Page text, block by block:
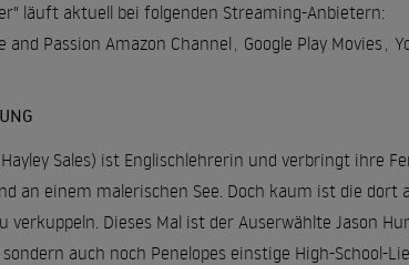
läuft aktuell bei folgenden Streaming-Anbietern:
and Passion Amazon Channel, Google Play Movies,
Sales) ist Englischlehrerin und verbringt ihre
an einem malerischen See. Doch kaum ist die
verkuppeln. Dieses Mal ist der Auserwählte Jason
auch noch Penelopes einstige High-School-